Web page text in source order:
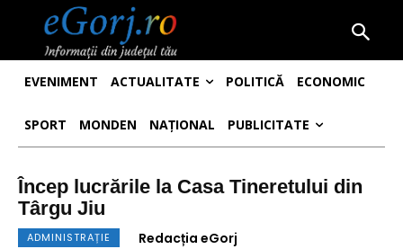
EVENIMENT ACTUALITATE POLITICĂ ECONOMIC
SPORT MONDEN NAȚIONAL PUBLICITATE
Încep lucrările la Casa Tineretului din
Târgu Jiu
ADMINISTRAȚIE
Redacția eGorj